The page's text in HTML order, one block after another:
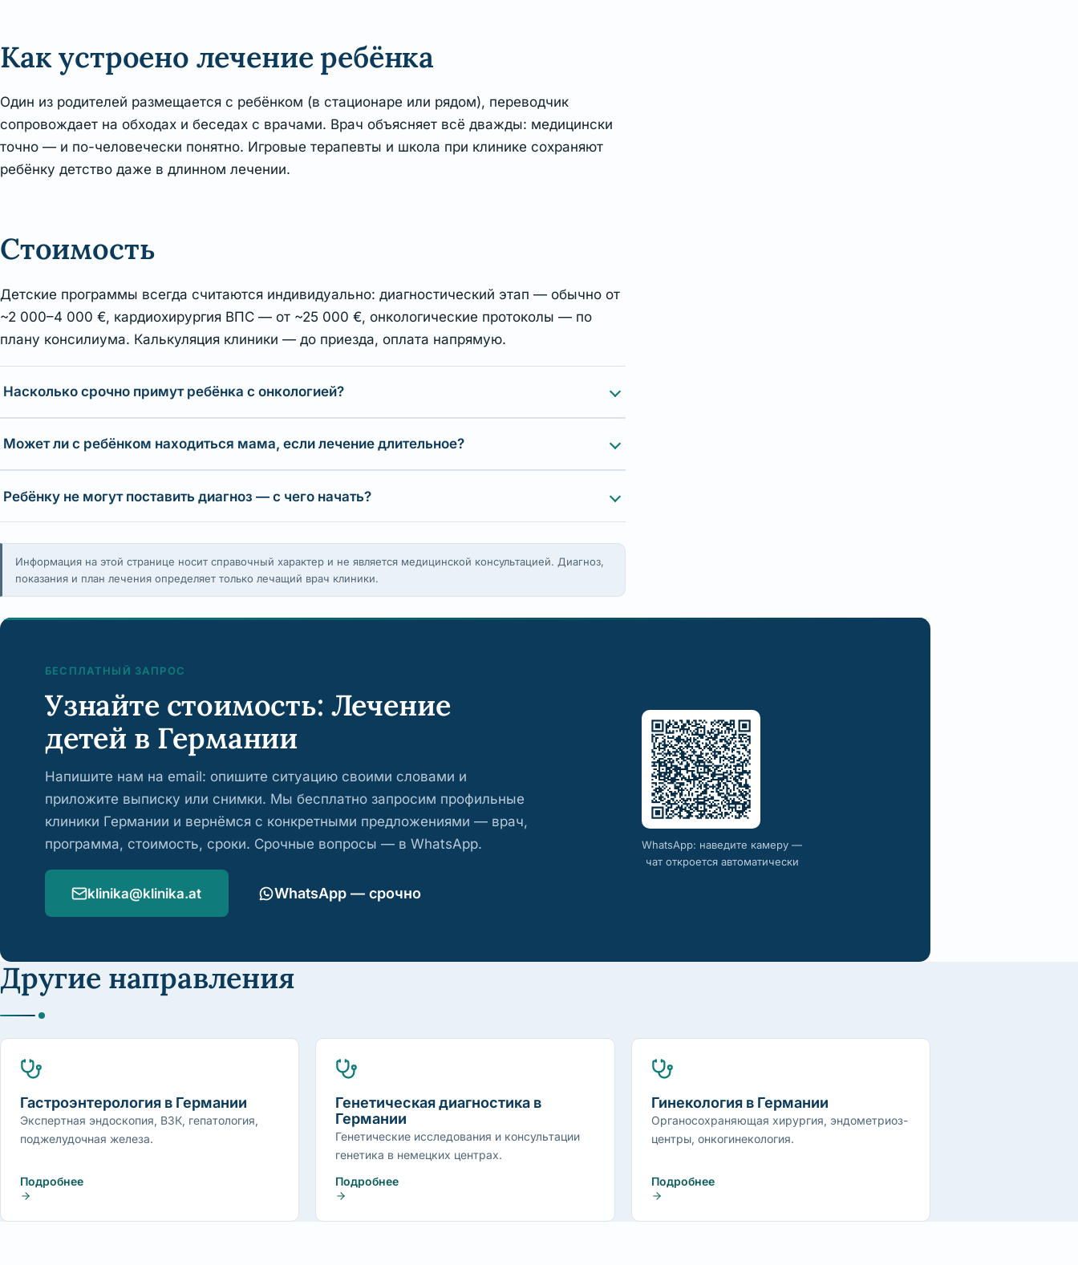
Как устроено лечение ребёнка
Один из родителей размещается с ребёнком (в стационаре или рядом), переводчик
сопровождает на обходах и беседах с врачами. Врач объясняет всё дважды: медицински
точно — и по-человечески понятно. Игровые терапевты и школа при клинике сохраняют
ребёнку детство даже в длинном лечении.
Стоимость
Детские программы всегда считаются индивидуально: диагностический этап — обычно от
~2 000–4 000 €, кардиохирургия ВПС — от ~25 000 €, онкологические протоколы — по
плану консилиума. Калькуляция клиники — до приезда, оплата напрямую.
Насколько срочно примут ребёнка с онкологией?
Может ли с ребёнком находиться мама, если лечение длительное?
Ребёнку не могут поставить диагноз — с чего начать?
Информация на этой странице носит справочный характер и не является медицинской консультацией. Диагноз,
показания и план лечения определяет только лечащий врач клиники.
БЕСПЛАТНЫЙ ЗАПРОС
Узнайте стоимость: Лечение
детей в Германии
Напишите нам на email: опишите ситуацию своими словами и
приложите выписку или снимки. Мы бесплатно запросим профильные
клиники Германии и вернёмся с конкретными предложениями — врач,
программа, стоимость, сроки. Срочные вопросы — в WhatsApp.
klinika@klinika.at WhatsApp — срочно
WhatsApp: наведите камеру —
чат откроется автоматически
Другие направления
Гастроэнтерология в Германии
Экспертная эндоскопия, ВЗК, гепатология,
поджелудочная железа.
Подробнее
Генетическая диагностика в
Германии
Генетические исследования и консультации
генетика в немецких центрах.
Подробнее
Гинекология в Германии
Органосохраняющая хирургия, эндометриоз-
центры, онкогинекология.
Подробнее